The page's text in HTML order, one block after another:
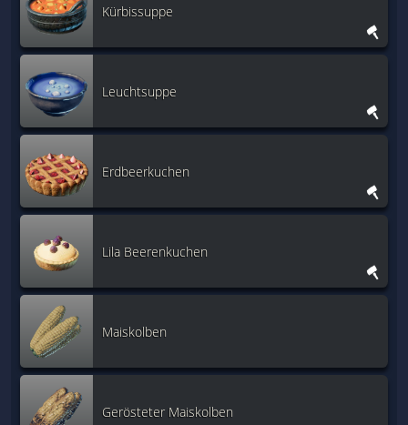
Kürbissuppe
Leuchtsuppe
Erdbeerkuchen
Lila Beerenkuchen
Maiskolben
Gerösteter Maiskolben